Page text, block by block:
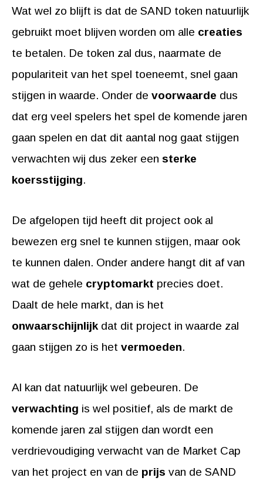
Wat wel zo blijft is dat de SAND token natuurlijk
gebruikt moet blijven worden om alle creaties
te betalen. De token zal dus, naarmate de
populariteit van het spel toeneemt, snel gaan
stijgen in waarde. Onder de voorwaarde dus
dat erg veel spelers het spel de komende jaren
gaan spelen en dat dit aantal nog gaat stijgen
verwachten wij dus zeker een sterke
koersstijging.
De afgelopen tijd heeft dit project ook al
bewezen erg snel te kunnen stijgen, maar ook
te kunnen dalen. Onder andere hangt dit af van
wat de gehele cryptomarkt precies doet.
Daalt de hele markt, dan is het
onwaarschijnlijk dat dit project in waarde zal
gaan stijgen zo is het vermoeden.
Al kan dat natuurlijk wel gebeuren. De
verwachting is wel positief, als de markt de
komende jaren zal stijgen dan wordt een
verdrievoudiging verwacht van de Market Cap
van het project en van de prijs van de SAND